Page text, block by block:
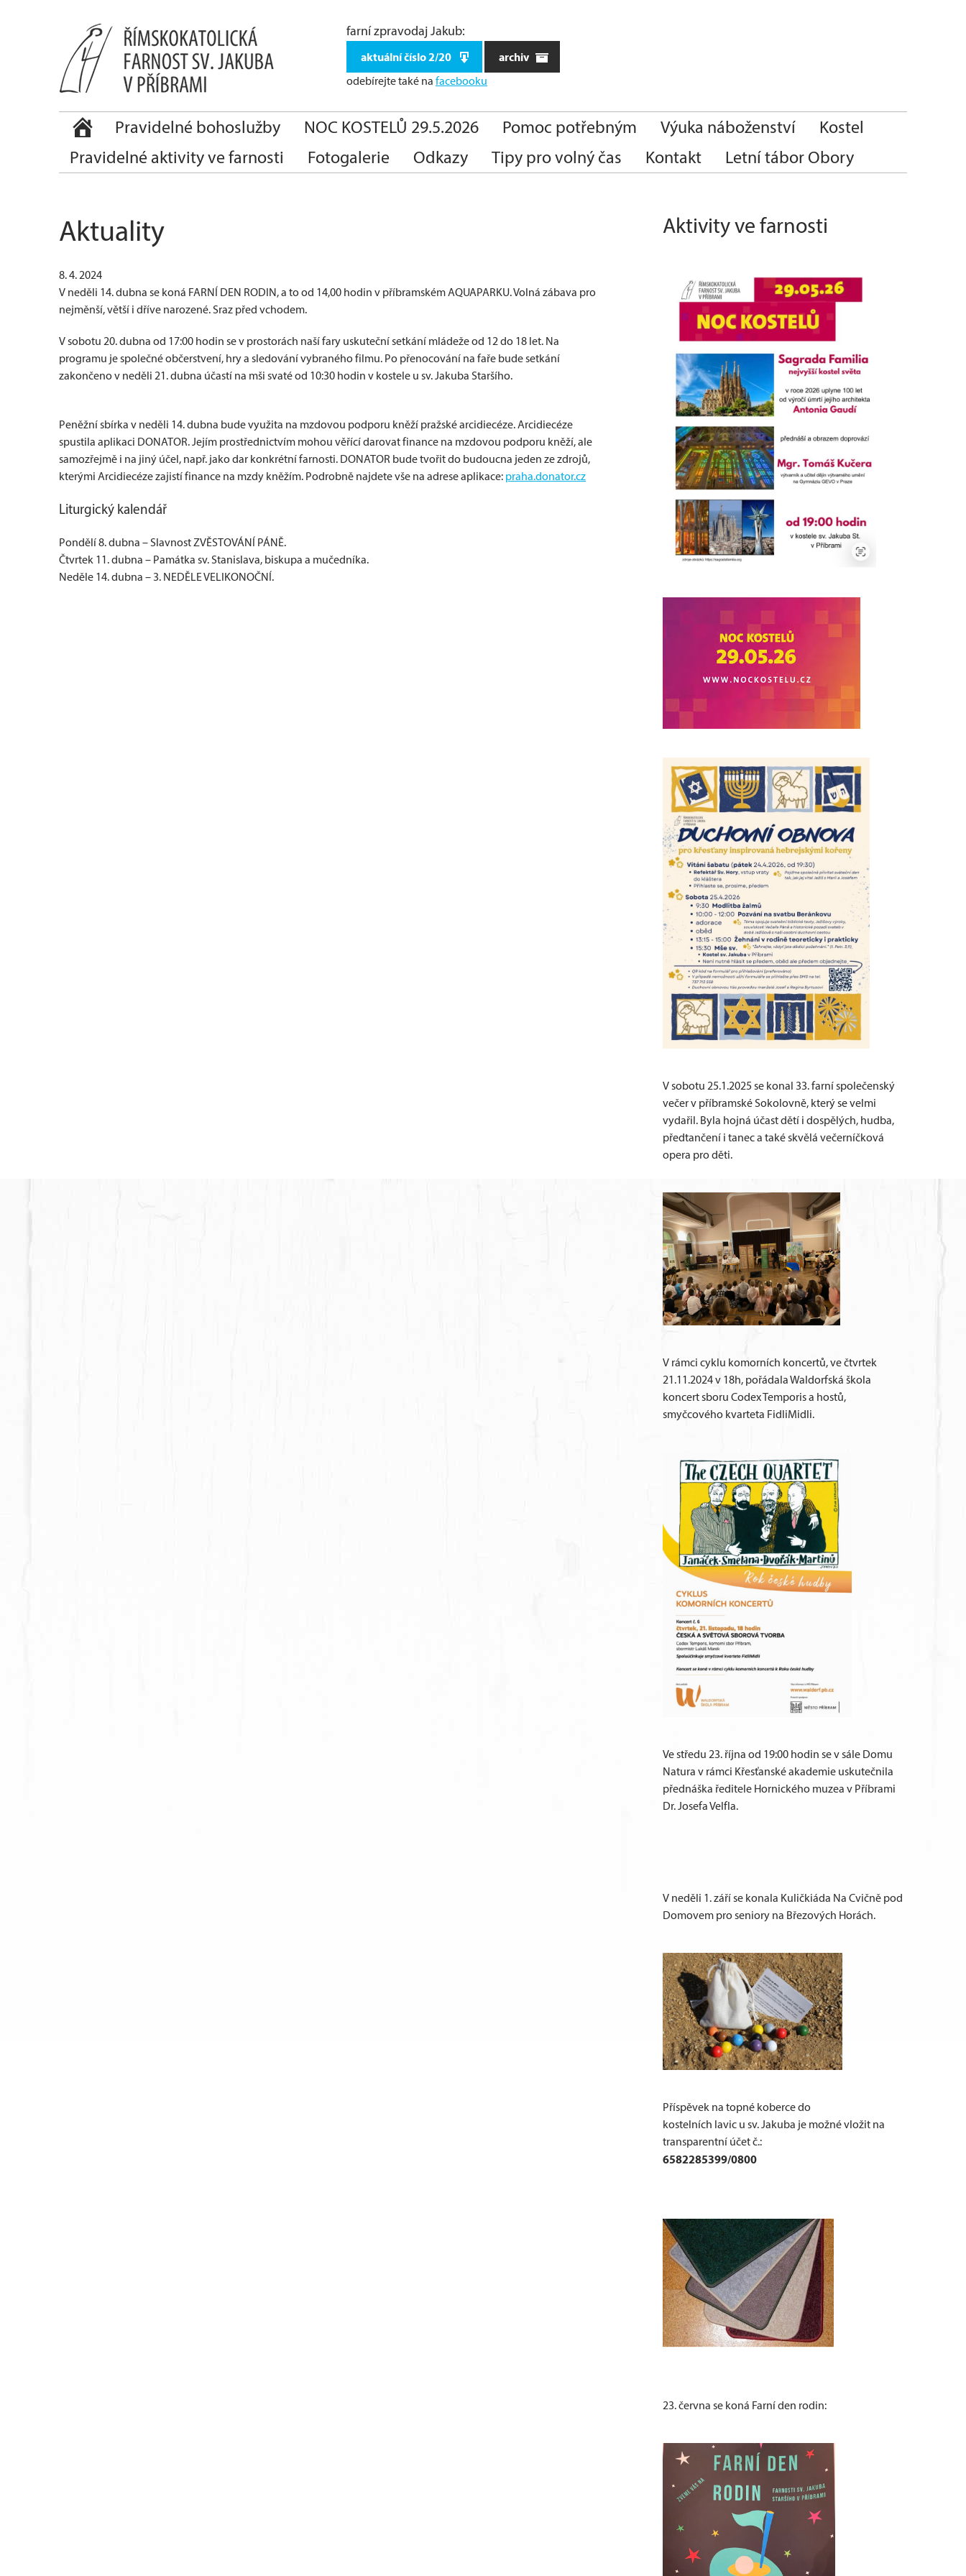
farní zpravodaj Jakub:
aktuální číslo 2/20 archiv
odebírejte také na facebooku
Pravidelné bohoslužby NOC KOSTELŮ 29.5.2026 Pomoc potřebným Výuka náboženství
Kostel
Pravidelné aktivity ve farnosti
Fotogalerie Odkazy Tipy pro volný čas Kontakt Letní tábor Obory
Aktuality
8. 4. 2024
V neděli 14. dubna se koná FARNÍ DEN RODIN, a to od 14,00 hodin v příbramském AQUAPARKU. Volná zábava pro
nejměnší, větší i dříve narozené. Sraz před vchodem.
V sobotu 20. dubna od 17:00 hodin se v prostorách naší fary uskuteční setkání mládeže od 12 do 18 let. Na
programu je společné občerstvení, hry a sledování vybraného filmu. Po přenocování na faře bude setkání
zakončeno v neděli 21. dubna účastí na mši svaté od 10:30 hodin v kostele u sv. Jakuba Staršího.
Peněžní sbírka v neděli 14. dubna bude využita na mzdovou podporu kněží pražské arcidiecéze. Arcidiecéze
spustila aplikaci DONATOR. Jejím prostřednictvím mohou věřící darovat finance na mzdovou podporu kněží, ale
samozřejmě i na jiný účel, např. jako dar konkrétní farnosti. DONATOR bude tvořit do budoucna jeden ze zdrojů,
kterými Arcidiecéze zajistí finance na mzdy kněžím. Podrobně najdete vše na adrese aplikace: praha.donator.cz
Liturgický kalendář
Pondělí 8. dubna – Slavnost ZVĚSTOVÁNÍ PÁNĚ.
Čtvrtek 11. dubna – Památka sv. Stanislava, biskupa a mučedníka.
Neděle 14. dubna – 3. NEDĚLE VELIKONOČNÍ.
Aktivity ve farnosti
V sobotu 25.1.2025 se konal 33. farní společenský
večer v příbramské Sokolovně, který se velmi
vydařil. Byla hojná účast dětí i dospělých, hudba,
předtančení i tanec a také skvělá večerníčková
opera pro děti.
V rámci cyklu komorních koncertů, ve čtvrtek
21.11.2024 v 18h, pořádala Waldorfská škola
koncert sboru Codex Temporis a hostů,
smyčcového kvarteta FidliMidli.
Ve středu 23. října od 19:00 hodin se v sále Domu
Natura v rámci Křesťanské akademie uskutečnila
přednáška ředitele Hornického muzea v Příbrami
Dr. Josefa Velfla.
V neděli 1. září se konala Kuličkiáda Na Cvičně pod
Domovem pro seniory na Březových Horách.
Příspěvek na topné koberce do
kostelních lavic u sv. Jakuba je možné vložit na
transparentní účet č.:
6582285399/0800
23. června se koná Farní den rodin: